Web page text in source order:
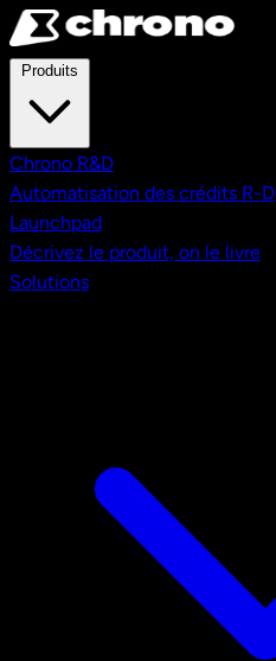
Aller au contenu principal
Chrono R&D
Automatisation des crédits R-D
Launchpad
Décrivez le produit, on le livre
Solutions